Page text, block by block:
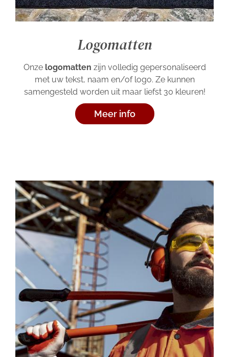
Logomatten
Onze logomatten zijn volledig gepersonaliseerd
met uw tekst, naam en/of logo. Ze kunnen
samengesteld worden uit maar liefst 30 kleuren!
Meer info